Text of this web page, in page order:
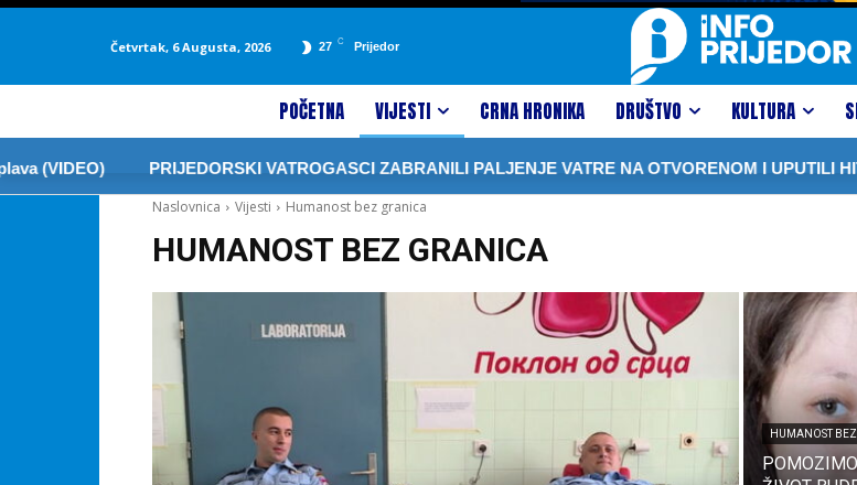
Četvrtak, 6 Augusta, 2026 27 C Prijedor
POČETNA VIJESTI CRNA HRONIKA DRUŠTVO KULTURA
PRIJEDORSKI VATROGASCI ZABRANILI PALJENJE VATRE NA OTVORENOM I UPUTILI HITAN
Naslovnica Vijesti Humanost bez granica
HUMANOST BEZ GRANICA
HUMANOST